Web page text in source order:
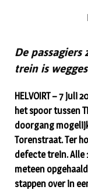
De
trein is
HELVOIRT – 7 juli
het spoor tussen
doorgang
Torenstraat. Ter
defecte trein. Alle
meteen
stappen over in